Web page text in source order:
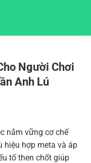
Người Chơi
Anh Lú
nắm vững cơ chế
hiệu hợp meta và áp
tố then chốt giúp